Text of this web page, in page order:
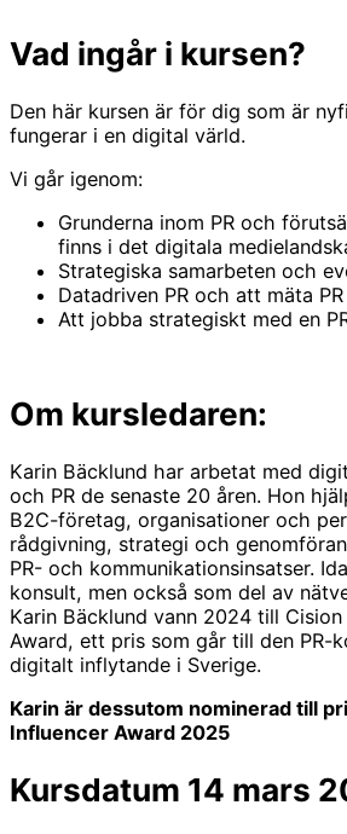
Vad ingår i kursen?
Den här kursen är för dig som är
fungerar i en digital värld.
Vi går igenom:
Grunderna inom PR och
finns i det digitala
Strategiska samarbeten och
Datadriven PR och att mäta PR
Att jobba strategiskt med en
Om kursledaren:
Karin Bäcklund har arbetat med
och PR de senaste 20 åren. Hon
B2C-företag, organisationer och
rådgivning, strategi och
PR- och kommunikationsinsatser.
konsult, men också som del av
Karin Bäcklund vann 2024 till Cision
Award, ett pris som går till den PR-
digitalt inflytande i Sverige.
Karin är dessutom nominerad till
Influencer Award 2025
Kursdatum 14 mars